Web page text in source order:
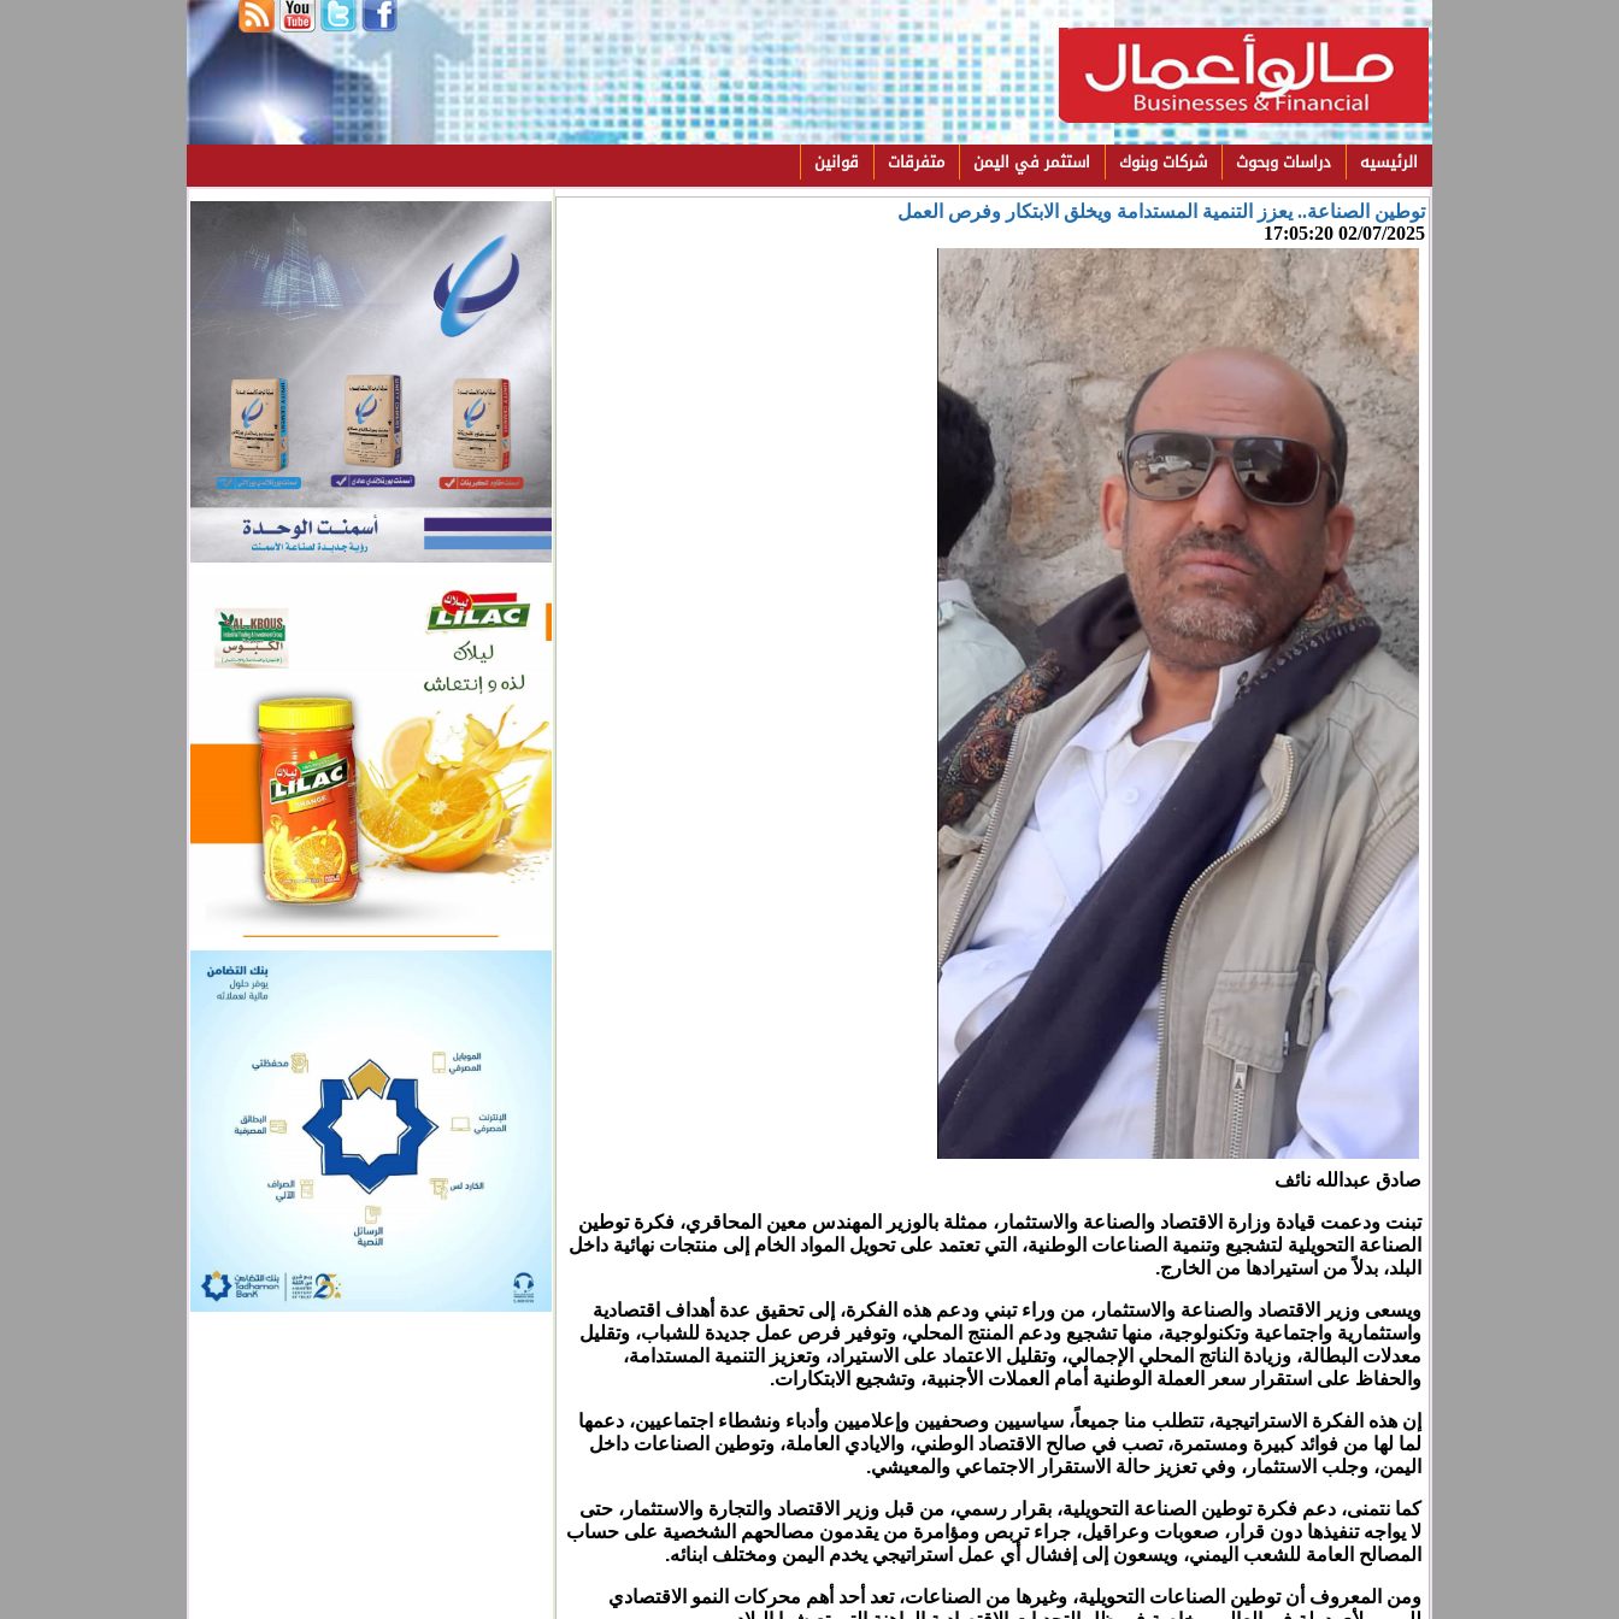
الرئيسيه دراسات وبحوث شركات وبنوك استثمر في اليمن متفرقات قوانين
توطين الصناعة.. يعزز التنمية المستدامة ويخلق الابتكار وفرص العمل
02/07/2025 17:05:20
صادق عبدالله نائف
تبنت ودعمت قيادة وزارة الاقتصاد والصناعة والاستثمار، ممثلة بالوزير المهندس معين المحاقري، فكرة توطين
الصناعة التحويلية لتشجيع وتنمية الصناعات الوطنية، التي تعتمد على تحويل المواد الخام إلى منتجات نهائية داخل
البلد، بدلاً من استيرادها من الخارج.
ويسعى وزير الاقتصاد والصناعة والاستثمار، من وراء تبني ودعم هذه الفكرة، إلى تحقيق عدة أهداف اقتصادية
واستثمارية واجتماعية وتكنولوجية، منها تشجيع ودعم المنتج المحلي، وتوفير فرص عمل جديدة للشباب، وتقليل
معدلات البطالة، وزيادة الناتج المحلي الإجمالي، وتقليل الاعتماد على الاستيراد، وتعزيز التنمية المستدامة،
والحفاظ على استقرار سعر العملة الوطنية أمام العملات الأجنبية، وتشجيع الابتكارات.
إن هذه الفكرة الاستراتيجية، تتطلب منا جميعاً، سياسيين وصحفيين وإعلاميين وأدباء ونشطاء اجتماعيين، دعمها
لما لها من فوائد كبيرة ومستمرة، تصب في صالح الاقتصاد الوطني، والايادي العاملة، وتوطين الصناعات داخل
اليمن، وجلب الاستثمار، وفي تعزيز حالة الاستقرار الاجتماعي والمعيشي.
كما نتمنى، دعم فكرة توطين الصناعة التحويلية، بقرار رسمي، من قبل وزير الاقتصاد والتجارة والاستثمار، حتى
لا يواجه تنفيذها دون قرار، صعوبات وعراقيل، جراء تربص ومؤامرة من يقدمون مصالحهم الشخصية على حساب
المصالح العامة للشعب اليمني، ويسعون إلى إفشال أي عمل استراتيجي يخدم اليمن ومختلف ابنائه.
ومن المعروف أن توطين الصناعات التحويلية، وغيرها من الصناعات، تعد أحد أهم محركات النمو الاقتصادي